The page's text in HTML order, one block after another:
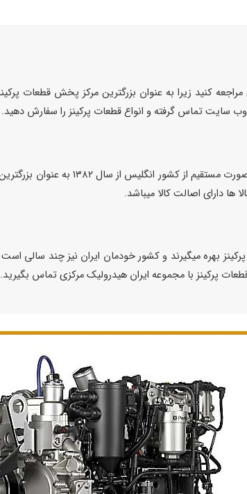
کنید زیرا به عنوان بزرگترین مرکز پخش قطعات
سایت تماس گرفته و انواع قطعات پرکینز را سفارش دهید.
مجموعه ایران هیدرولیک مرکزی
دارای اصالت کالا میباشد.
قطعات پرکینز با مجموعه ایران هیدرولیک مرکزی تماس بگیرید.